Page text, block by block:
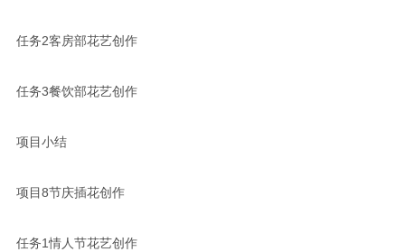
任务2客房部花艺创作
任务3餐饮部花艺创作
项目小结
项目8节庆插花创作
任务1情人节花艺创作